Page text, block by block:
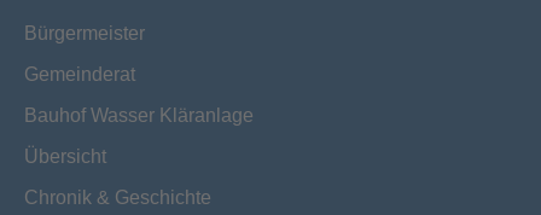
Bürgermeister
Gemeinderat
Bauhof Wasser Kläranlage
Übersicht
Chronik & Geschichte